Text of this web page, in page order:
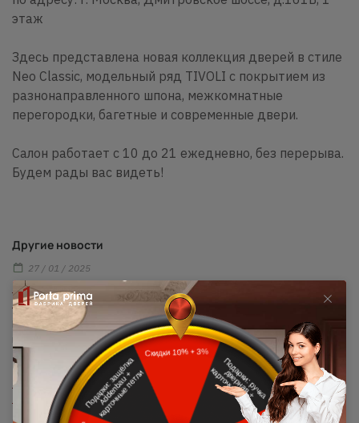
этаж
Здесь представлена новая коллекция дверей в стиле
Neo Classic, модельный ряд TIVOLI с покрытием из
разнонаправленного шпона, межкомнатные
перегородки, багетные и современные двери.
Салон работает с 10 до 21 ежедневно, без перерыва.
Будем рады вас видеть!
Другие новости
27 / 01 / 2025
Бесплатный монтаж: победитель делится
впечатлениями!
Мы вновь провели розыгрыш бесплатного монтажа для наших
клиентов 6 января 2025 года.
25 / 12 / 2024
Подарок от Porta prima: профессиональный
монтаж
6 ноября 2024 года состоялся розыгрыш бесплатного монтажа